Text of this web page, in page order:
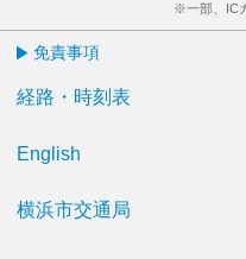
※一部、IC
免責事項
経路・時刻表
English
横浜市交通局